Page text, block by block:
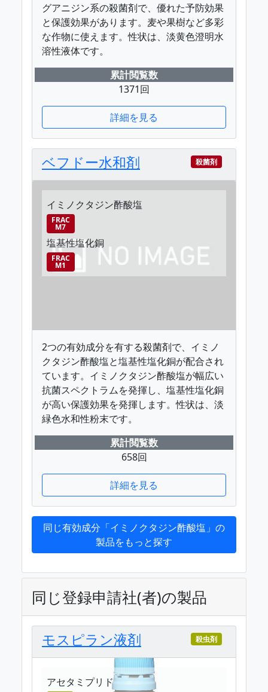
グアニジン系の殺菌剤で、優れた予防効果
と保護効果があります。麦や果樹など多彩
な作物に使えます。性状は、淡黄色澄明水
溶性液体です。
累計閲覧数
1371回
詳細を見る
ベフドー水和剤 殺菌剤
イミノクタジン酢酸塩
FRAC
M7
塩基性塩化銅
FRAC
M1
2つの有効成分を有する殺菌剤で、イミノ
クタジン酢酸塩と塩基性塩化銅が配合され
ています。イミノクタジン酢酸塩が幅広い
抗菌スペクトラムを発揮し、塩基性塩化銅
が高い保護効果を発揮します。性状は、淡
緑色水和性粉末です。
累計閲覧数
658回
詳細を見る
同じ有効成分「イミノクタジン酢酸塩」の
製品をもっと探す
同じ登録申請社(者)の製品
モスピラン液剤 殺虫剤
アセタミプリド